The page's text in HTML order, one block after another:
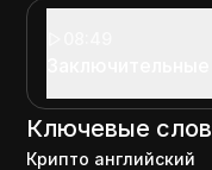
Ключевые
Крипто английский